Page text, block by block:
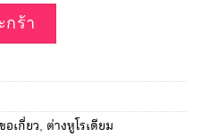
สีเงิน ชิ้น
กร้า
เกี่ยว, ต่างหูโรเดียม